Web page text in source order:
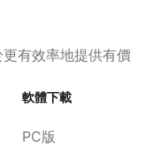
有效率地提供有價
軟體下載
PC版